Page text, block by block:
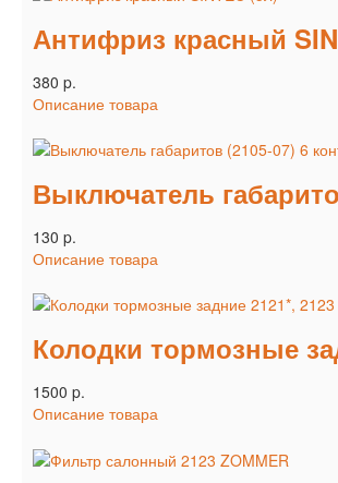
Антифриз красный
380 p.
Описание товара
Выключатель
130 p.
Описание товара
Колодки тормозные
1500 p.
Описание товара